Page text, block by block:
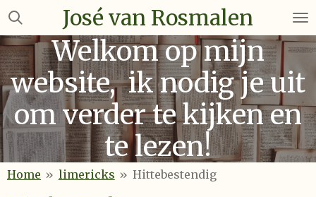
Ga
naar
de
hoofdinhoud
José van Rosmalen
Welkom op mijn
website, ik nodig je uit
om verder te kijken en
te lezen!
Home » limericks » Hittebestendig